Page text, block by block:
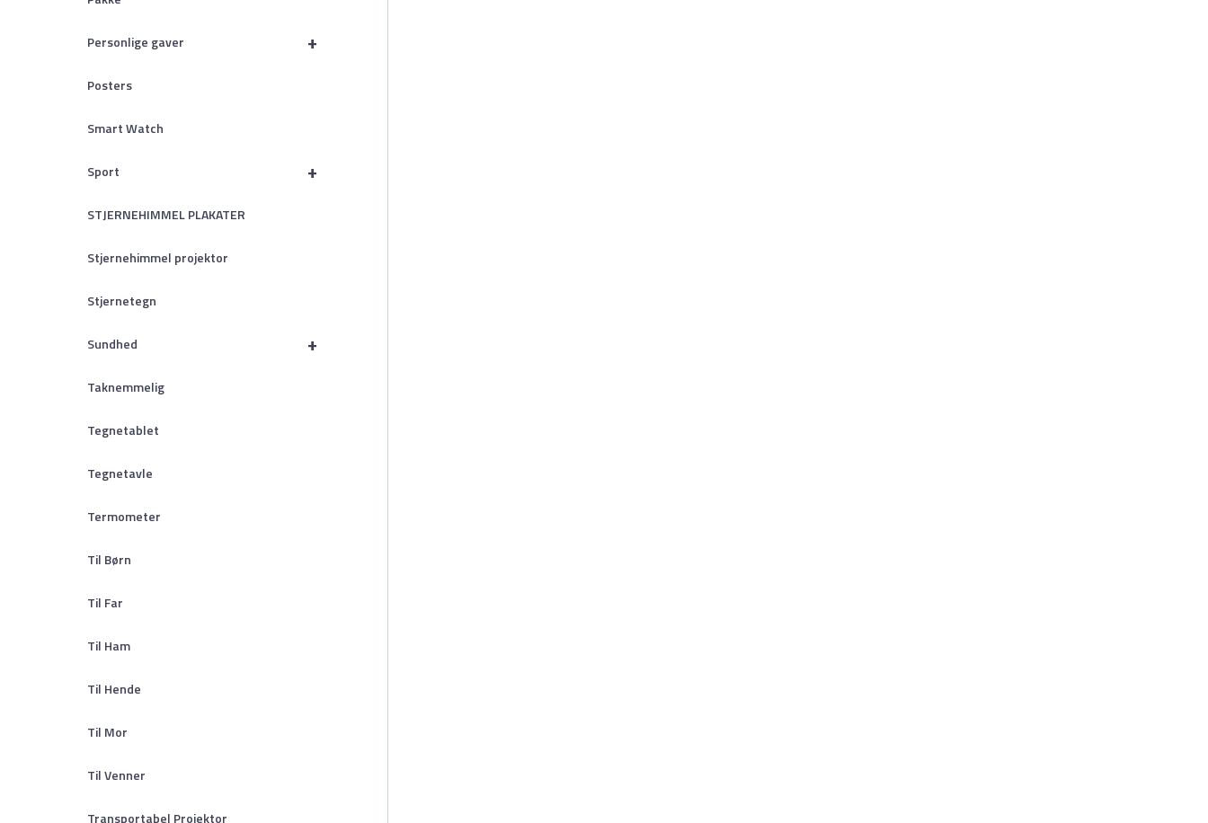
+
Personlige gaver
Posters
Smart Watch
+
Sport
STJERNEHIMMEL PLAKATER
Stjernehimmel projektor
Stjernetegn
+
Sundhed
Taknemmelig
Tegnetablet
Tegnetavle
Termometer
Til Børn
Til Far
Til Ham
Til Hende
Til Mor
Til Venner
Transportabel Projektor